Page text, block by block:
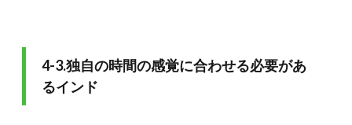
4-3.独自の時間の感覚に合わせる必要があ
るインド